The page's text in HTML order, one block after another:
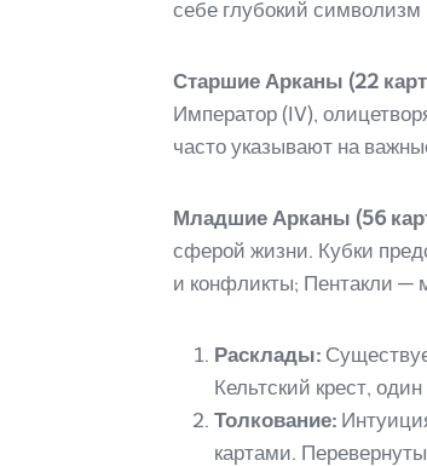
себе глубокий
Старшие Арканы (22
Император (IV),
часто указывают на
Младшие Арканы (56
сферой жизни. Кубки
и конфликты; Пентакли —
Расклады:
Кельтский крест,
Толкование:
картами.